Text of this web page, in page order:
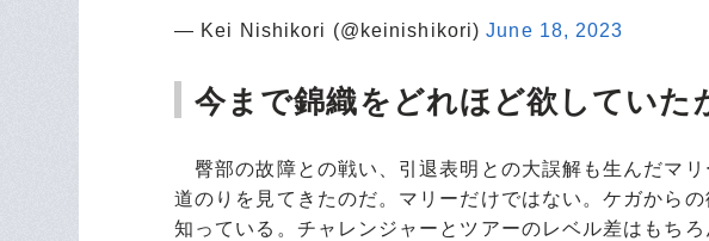
— Kei Nishikori (@keinishikori)June 18, 2023
今まで錦織をどれほど欲していた
臀部の故障との戦い、引退表明との大誤解も生んだマ
道のりを見てきたのだ。マリーだけではない。ケガから
知っている。チャレンジャーとツアーのレベル差はもち